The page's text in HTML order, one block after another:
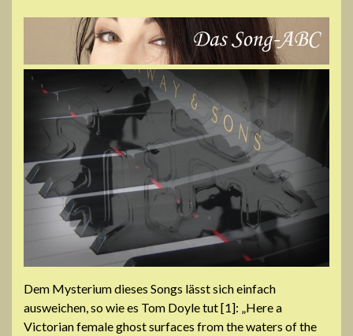
Dem Mysterium dieses Songs lässt sich einfach
ausweichen, so wie es Tom Doyle tut [1]: „Here a
Victorian female ghost surfaces from the waters of the